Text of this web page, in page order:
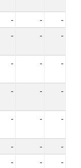
- -
-
- - -
- - -
- - -
- - -
- -
-
- - -